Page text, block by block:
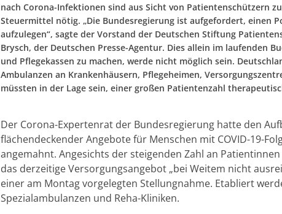
nach Corona-Infektionen sind aus Sicht von Patientenschützern
Steuermittel nötig. „Die Bundesregierung ist aufgefordert, einen
aufzulegen“, sagte der Vorstand der Deutschen Stiftung
Brysch, der Deutschen Presse-Agentur. Dies allein im laufenden
und Pflegekassen zu machen, werde nicht möglich sein.
Ambulanzen an Krankenhäusern, Pflegeheimen,
müssten in der Lage sein, einer großen Patientenzahl
Der Corona-Expertenrat der Bundesregierung hatte den
flächendeckender Angebote für Menschen mit COVID-19-
angemahnt. Angesichts der steigenden Zahl an
das derzeitige Versorgungsangebot „bei Weitem nicht
einer am Montag vorgelegten Stellungnahme. Etabliert
Spezialambulanzen und Reha-Kliniken.